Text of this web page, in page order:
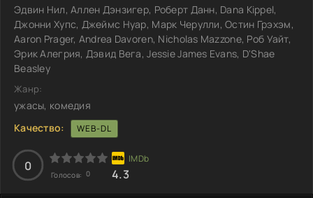
Эдвин Нил, Аллен Дэнзигер, Роберт Данн, Dana Kippel,
Джонни Хупс, Джеймс Нуар, Марк Черулли, Остин Грэхэм,
Aaron Prager, Andrea Davoren, Nicholas Mazzone, Роб Уайт,
Эрик Алегрия, Дэвид Вега, Jessie James Evans, D'Shae
Beasley
Жанр:
ужасы, комедия
Качество:
WEB-DL
0
Голосов: 0 4.3